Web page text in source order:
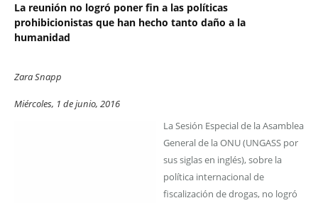
La reunión no logró poner fin a las políticas
prohibicionistas que han hecho tanto daño a la
humanidad
Zara Snapp
Miércoles, 1 de junio, 2016
La Sesión Especial de la Asamblea
General de la ONU (UNGASS por
sus siglas en inglés), sobre la
política internacional de
fiscalización de drogas, no logró